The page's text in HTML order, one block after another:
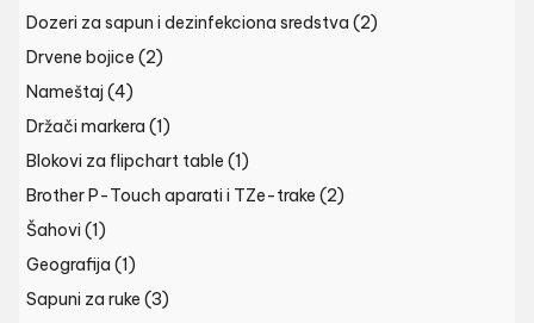
Dozeri za sapun i dezinfekciona sredstva (2)
Drvene bojice (2)
Nameštaj (4)
Držači markera (1)
Blokovi za flipchart table (1)
Brother P-Touch aparati i TZe-trake (2)
Šahovi (1)
Geografija (1)
Sapuni za ruke (3)